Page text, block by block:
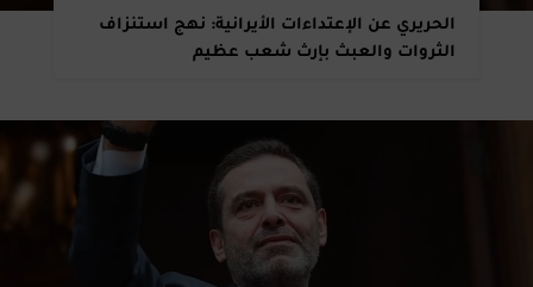
الحريري عن الإعتداءات الأيرانية: نهج استنزاف
الثروات والعبث بإرث شعب عظيم